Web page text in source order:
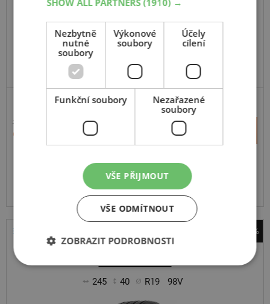
13 371 Kč
9 864 Kč
+
–
SKLADEM Expedujeme do 2 dnů
Na prodejně v Opavě do 2 dnů.
Centrální sklad 0 ks.
-18%
Tracmax
245 40 R19 98V
SHOW ALL PARTNERS(1910) →
Nezbytně
nutné
soubory
Výkonové
soubory
Účely
cílení
Funkční soubory
Nezařazené
soubory
VŠE PŘIJMOUT
VŠE ODMÍTNOUT
ZOBRAZIT PODROBNOSTI